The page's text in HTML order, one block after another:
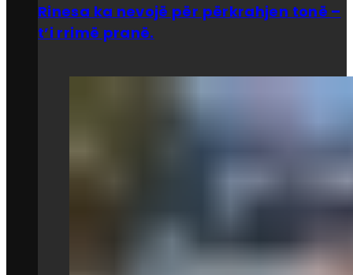
Rinesa ka nevojë për përkrahjen tonë –
t’i rrimë pranë.